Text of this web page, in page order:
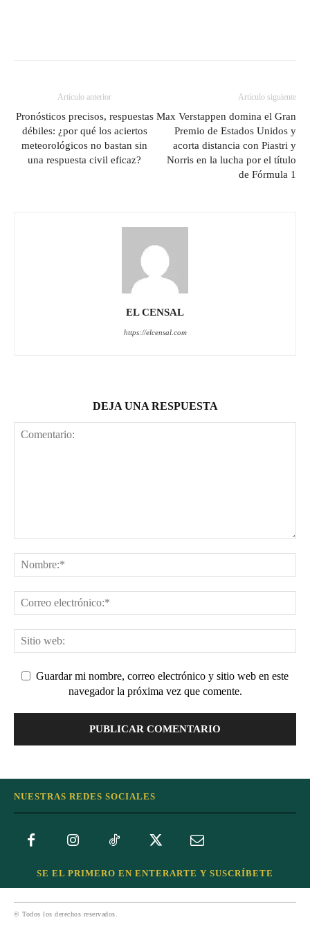
Artículo anterior
Pronósticos precisos, respuestas
débiles: ¿por qué los aciertos
meteorológicos no bastan sin
una respuesta civil eficaz?
Artículo siguiente
Max Verstappen domina el Gran
Premio de Estados Unidos y
acorta distancia con Piastri y
Norris en la lucha por el título
de Fórmula 1
EL CENSAL
https://elcensal.com
DEJA UNA RESPUESTA
Guardar mi nombre, correo electrónico y sitio web en este
navegador la próxima vez que comente.
NUESTRAS REDES SOCIALES
SE EL PRIMERO EN ENTERARTE Y SUSCRÍBETE
© Todos los derechos reservados.